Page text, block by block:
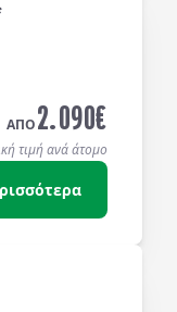
ΑΠΟ2.090€
τιμή ανά άτομο